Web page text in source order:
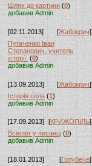
Шлях до картини (0)
добавив Admin
[02.11.2013] [Жабокрич]
Пугаченко Іван
Степанович, учитель
історії. (0)
добавив Admin
[13.09.2013] [Жабокрич]
Історія села (1)
добавив Admin
[17.09.2013] [КРИЖОПІЛЬ]
Всесвіт у писанці (0)
добавив Admin
[18.01.2013] [Голубече]